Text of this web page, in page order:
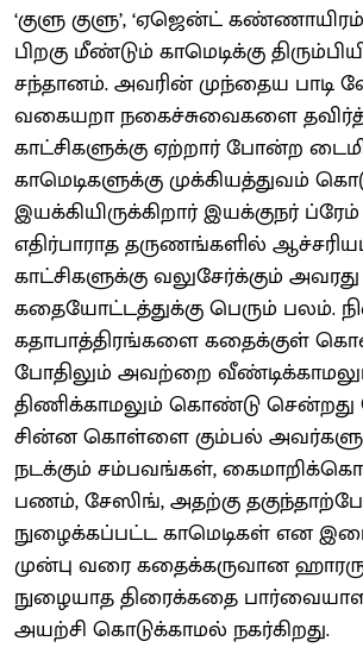
‘குளு குளு’, ‘ஏஜென்ட்
பிறகு மீண்டும் காமெடிக்கு
சந்தானம். அவரின் முந்தைய பாடி
வகையறா நகைச்சுவைகளை
காட்சிகளுக்கு ஏற்றார் போன்ற
காமெடிகளுக்கு முக்கியத்துவம்
இயக்கியிருக்கிறார் இயக்குநர்
எதிர்பாராத தருணங்களில்
காட்சிகளுக்கு வலுசேர்க்கும் அவரது
கதையோட்டத்துக்கு பெரும் பலம்.
கதாபாத்திரங்களை கதைக்குள்
போதிலும் அவற்றை
திணிக்காமலும் கொண்டு சென்றது
சின்ன கொள்ளை கும்பல்
நடக்கும் சம்பவங்கள்,
பணம், சேஸிங், அதற்கு
நுழைக்கப்பட்ட காமெடிகள் என
முன்பு வரை கதைக்கருவான
நுழையாத திரைக்கதை
அயற்சி கொடுக்காமல் நகர்கிறது.